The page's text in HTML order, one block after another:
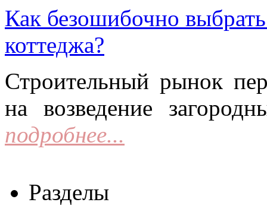
Как безошибочно
коттеджа?
Строительный рынок
на возведение
подробнее...
Разделы